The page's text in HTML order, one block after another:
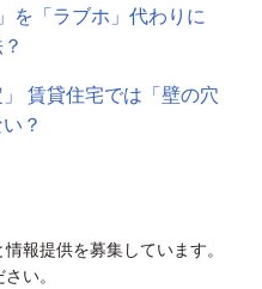
を「ラブホ」代わりに
賃貸住宅では「壁の穴
？
報提供を募集しています。
い。